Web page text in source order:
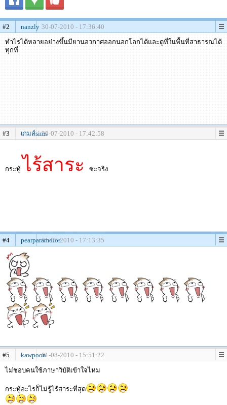
#2 nanzly 30-07-2010 - 17:36:40
ทำไรได้หลายอย่างขึ้นมียานอวกาศออกนอกโลกได้และดูที่ในพื้นที่สาธารณได้
ทุกที่
#3 เกมส์sims30-07-2010 - 17:42:58
กระทู้ ไร้สาระ ซะจริง
#4 pearparamotor31-07-2010 - 17:13:35
#5 kawpoon01-08-2010 - 15:51:22
ไม่ชอบคนใช้ภาษาวิบัติเข้าใจไหม
กระทู้อะไรก็ไม่รู้ไร้สาระที่สุด